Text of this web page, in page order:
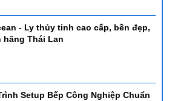
- Ly thủy tinh cao cấp, bền đẹp,
hãng Thái Lan
Setup Bếp Công Nghiệp Chuẩn